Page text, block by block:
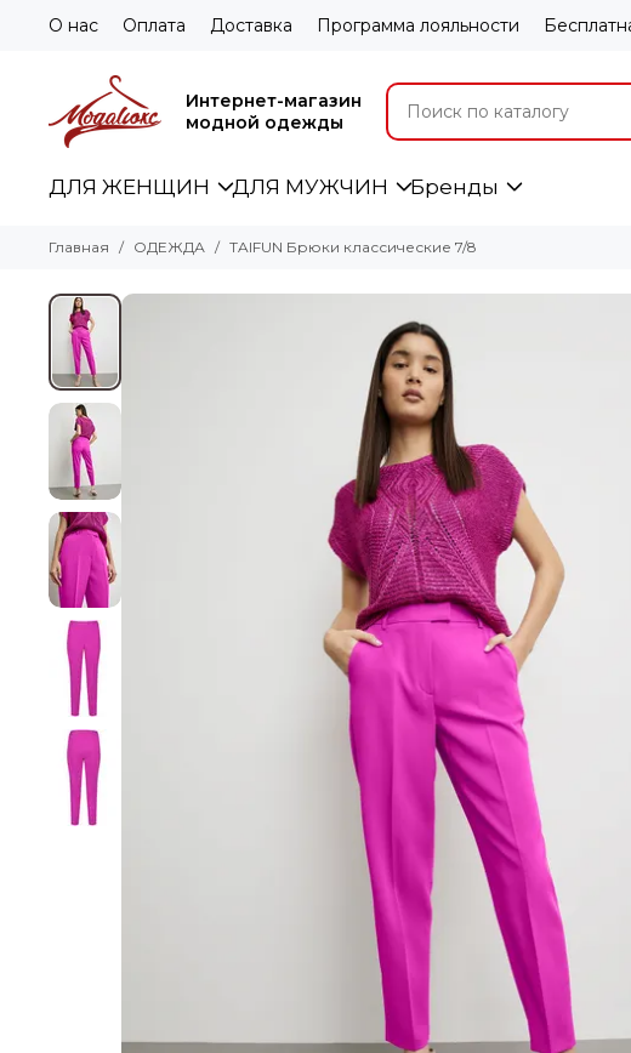
О нас Оплата Доставка Программа лояльности
Интернет-магазин
модной одежды
ДЛЯ ЖЕНЩИН ДЛЯ МУЖЧИН Бренды
Главная ОДЕЖДА TAIFUN Брюки классические 7/8